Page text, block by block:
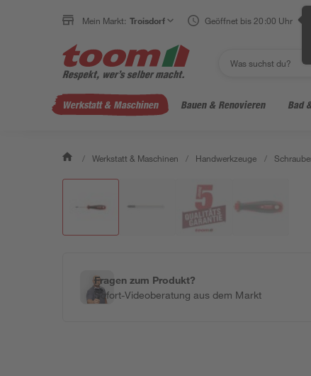
Mein Markt: Troisdorf Geöffnet bis 20:00 Uhr
Werkstatt & Maschinen Bauen & Renovieren Bad
/ Werkstatt & Maschinen / Handwerkzeuge /
Fragen zum Produkt?
Sofort-Videoberatung aus dem Markt